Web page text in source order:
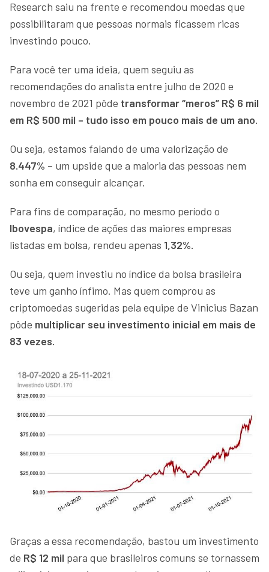
Research saiu na frente e recomendou moedas que
possibilitaram que pessoas normais ficassem ricas
investindo pouco.
Para você ter uma ideia, quem seguiu as
recomendações do analista entre julho de 2020 e
novembro de 2021 pôde transformar “meros” R$ 6 mil
em R$ 500 mil – tudo isso em pouco mais de um ano.
Ou seja, estamos falando de uma valorização de
8.447% – um upside que a maioria das pessoas nem
sonha em conseguir alcançar.
Para fins de comparação, no mesmo período o
Ibovespa, índice de ações das maiores empresas
listadas em bolsa, rendeu apenas 1,32%.
Ou seja, quem investiu no índice da bolsa brasileira
teve um ganho ínfimo. Mas quem comprou as
criptomoedas sugeridas pela equipe de Vinicius Bazan
pôde multiplicar seu investimento inicial em mais de
83 vezes.
Graças a essa recomendação, bastou um investimento
de R$ 12 mil para que brasileiros comuns se tornassem